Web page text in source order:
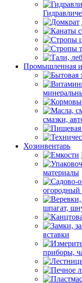
Промышленная
смазки,
Хозинвентарь
материалы
огородный
шпагат,
вставки
приборы,